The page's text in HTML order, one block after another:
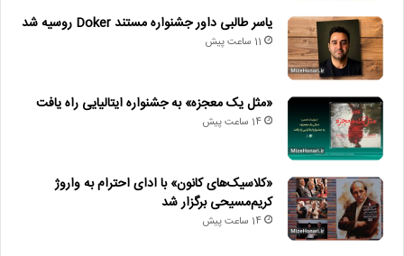
یاسر طالبی داور جشنواره مستند Doker روسیه شد
11 ساعت پیش
«مثل یک معجزه» به جشنواره ایتالیایی راه یافت
14 ساعت پیش
«کلاسیک‌های کانون» با ادای احترام به واروژ
کریم‌مسیحی برگزار شد
14 ساعت پیش